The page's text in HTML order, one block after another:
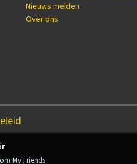
Nieuws melden
Over ons
My Friends